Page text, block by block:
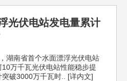
光伏电站发电量累计
湖南省首个水面漂浮光伏电站
万千瓦光伏电站性能稳步提
破3000万千瓦时.. [详内文]